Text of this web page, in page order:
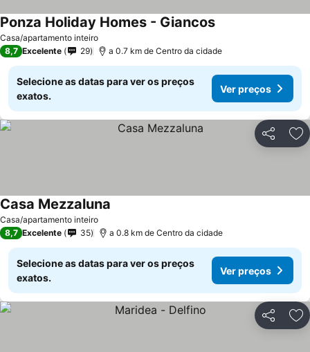
Casa/apartamento inteiro
Ponza Holiday Homes - Giancos
8,7 Excelente 29 a 0.7 km de Centro da cidade
Selecione as datas para ver os preços
exatos.
Ver preços
Partilhar
Casa/apartamento inteiro
Casa Mezzaluna
8,7 Excelente 35 a 0.8 km de Centro da cidade
Selecione as datas para ver os preços
exatos.
Ver preços
Partilhar